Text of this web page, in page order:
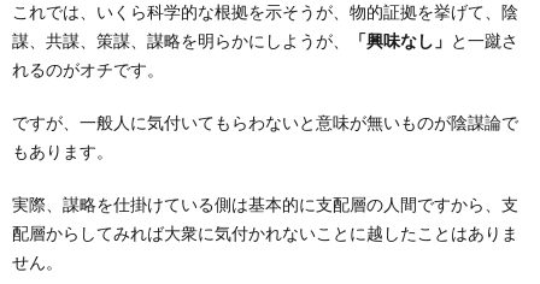
これでは、いくら科学的な根拠を示そうが、物的証拠を挙げて、陰
謀、共謀、策謀、謀略を明らかにしようが、
「興味なし」 と一蹴さ
れるのがオチです。
ですが、一般人に気付いてもらわないと意味が無いものが陰謀論で
もあります。
実際、謀略を仕掛けている側は基本的に支配層の人間ですから、支
配層からしてみれば大衆に気付かれないことに越したことはありま
せん。